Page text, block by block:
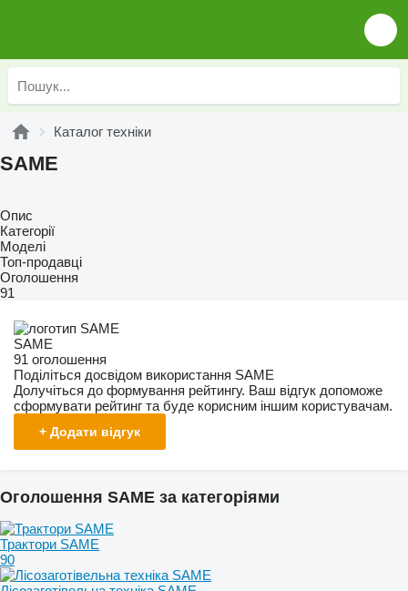
Каталог техніки
SAME
Опис
Категорії
Моделі
Топ-продавці
Оголошення
91
SAME
91 оголошення
Поділіться досвідом використання SAME
Долучіться до формування рейтингу. Ваш відгук допоможе
сформувати рейтинг та буде корисним іншим користувачам.
+ Додати відгук
Оголошення SAME за категоріями
Трактори SAME
90